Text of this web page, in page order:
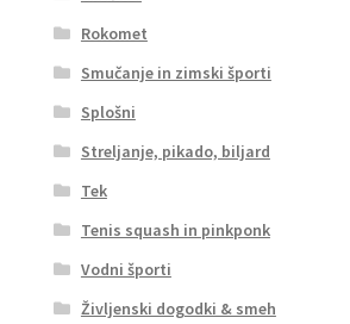
Rokomet
Smučanje in zimski športi
Splošni
Streljanje, pikado, biljard
Tek
Tenis squash in pinkponk
Vodni športi
Življenski dogodki & smeh